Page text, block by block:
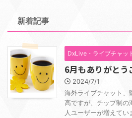
新着記事
DxLive・ライブチャッ
6月もありがと
2024/7/1
海外ライブチャット、
高ですが、チップ制の
人ユーザーが増えて